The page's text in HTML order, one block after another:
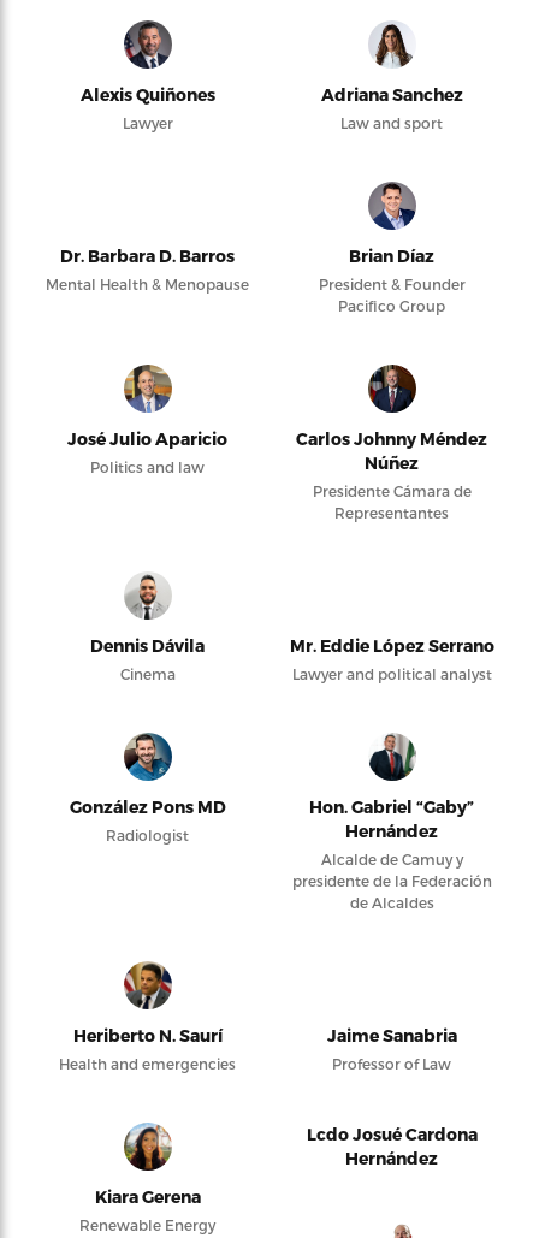
Alexis Quiñones
Lawyer
Adriana Sanchez
Law and sport
Dr. Barbara D. Barros
Mental Health & Menopause
Brian Díaz
President & Founder
Pacifico Group
José Julio Aparicio
Politics and law
Carlos Johnny Méndez
Núñez
Presidente Cámara de
Representantes
Dennis Dávila
Cinema
Mr. Eddie López Serrano
Lawyer and political analyst
González Pons MD
Radiologist
Hon. Gabriel “Gaby”
Hernández
Alcalde de Camuy y
presidente de la Federación
de Alcaldes
Heriberto N. Saurí
Health and emergencies
Jaime Sanabria
Professor of Law
Kiara Gerena
Renewable Energy
Lcdo Josué Cardona
Hernández